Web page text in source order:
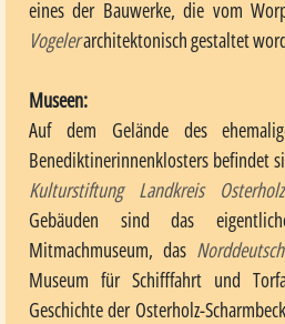
eines der Bauwerke, die vom
Vogelerarchitektonisch gestaltet
Museen:
Auf dem Gelände des
Benediktinerinnenklosters befindet
Kulturstiftung Landkreis Osterholz
Gebäuden sind das
Mitmachmuseum, das
Museum für Schifffahrt und
Geschichte der Osterholz-